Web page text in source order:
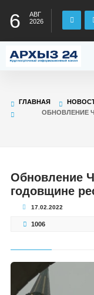
6
АВГ
2026
ГЛАВНАЯ
ОБНОВЛЕНИЕ
Обновление
годовщине
17.02.2022
1006